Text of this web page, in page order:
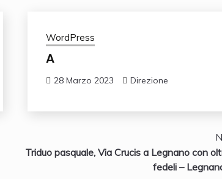
WordPress
A
28 Marzo 2023 Direzione
Triduo pasquale, Via Crucis a Legnano con
fedeli –